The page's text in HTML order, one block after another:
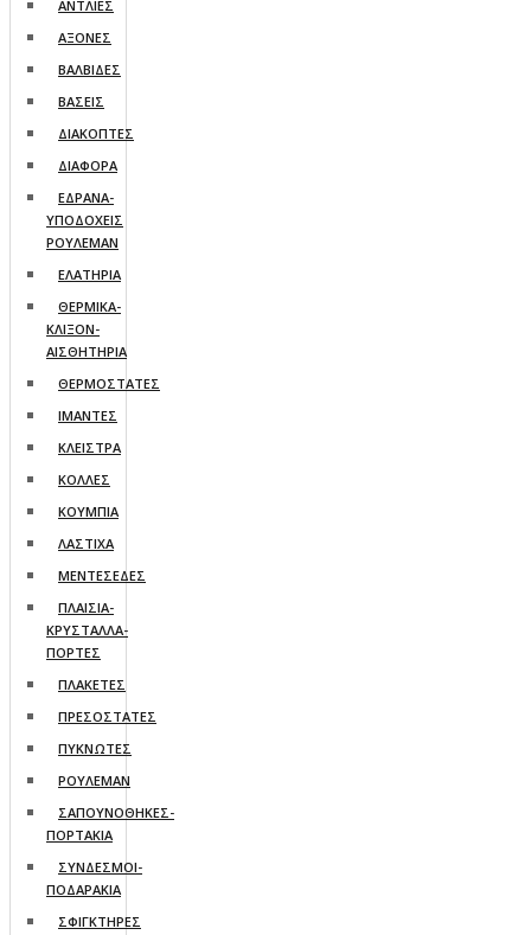
ΑΝΤΛΙΕΣ
ΑΞΟΝΕΣ
ΒΑΛΒΙΔΕΣ
ΒΑΣΕΙΣ
ΔΙΑΚΟΠΤΕΣ
ΔΙΑΦΟΡΑ
ΕΔΡΑΝΑ-
ΥΠΟΔΟΧΕΙΣ
ΡΟΥΛΕΜΑΝ
ΕΛΑΤΗΡΙΑ
ΘΕΡΜΙΚΑ-
ΚΛΙΞΟΝ-
ΑΙΣΘΗΤΗΡΙΑ
ΘΕΡΜΟΣΤΑΤΕΣ
ΙΜΑΝΤΕΣ
ΚΛΕΙΣΤΡΑ
ΚΟΛΛΕΣ
ΚΟΥΜΠΙΑ
ΛΑΣΤΙΧΑ
ΜΕΝΤΕΣΕΔΕΣ
ΠΛΑΙΣΙΑ-
ΚΡΥΣΤΑΛΛΑ-
ΠΟΡΤΕΣ
ΠΛΑΚΕΤΕΣ
ΠΡΕΣΟΣΤΑΤΕΣ
ΠΥΚΝΩΤΕΣ
ΡΟΥΛΕΜΑΝ
ΣΑΠΟΥΝΟΘΗΚΕΣ-
ΠΟΡΤΑΚΙΑ
ΣΥΝΔΕΣΜΟΙ-
ΠΟΔΑΡΑΚΙΑ
ΣΦΙΓΚΤΗΡΕΣ